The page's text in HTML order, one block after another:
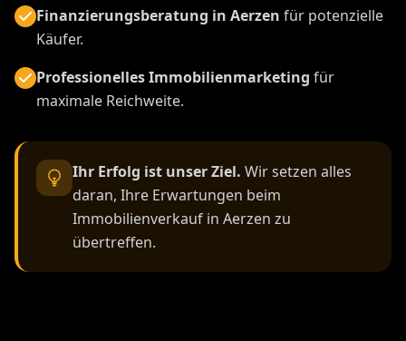
Finanzierungsberatung in Aerzen für potenzielle
Käufer.
Professionelles Immobilienmarketing für
maximale Reichweite.
Ihr Erfolg ist unser Ziel. Wir setzen alles
daran, Ihre Erwartungen beim
Immobilienverkauf in Aerzen zu
übertreffen.